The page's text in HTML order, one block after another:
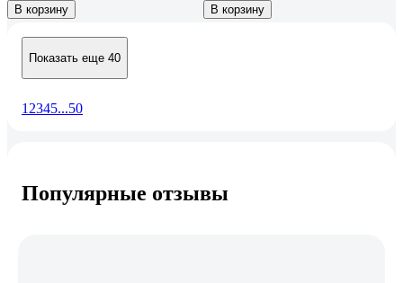
В корзину В корзину
Показать еще 40
1 2345...50
Популярные отзывы